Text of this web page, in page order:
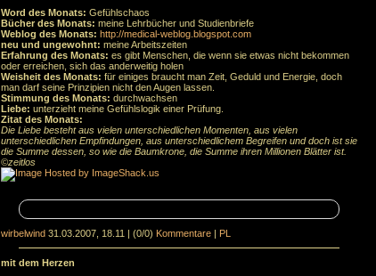
Word des Monats: Gefühlschaos
Bücher des Monats: meine Lehrbücher und Studienbriefe
Weblog des Monats: http://medical-weblog.blogspot.com
neu und ungewohnt: meine Arbeitszeiten
Erfahrung des Monats: es gibt Menschen, die wenn sie etwas nicht bekommen
oder erreichen, sich das anderweitig holen
Weisheit des Monats: für einiges braucht man Zeit, Geduld und Energie, doch
man darf seine Prinzipien nicht den Augen lassen.
Stimmung des Monats: durchwachsen
Liebe: unterzieht meine Gefühlslogik einer Prüfung.
Zitat des Monats:
Die Liebe besteht aus vielen unterschiedlichen Momenten, aus vielen
unterschiedlichen Empfindungen, aus unterschiedlichem Begreifen und doch ist sie
die Summe dessen, so wie die Baumkrone, die Summe ihren Millionen Blätter ist.
©zeitlos
wirbelwind 31.03.2007, 18.11 (0/0) Kommentare PL
mit dem Herzen